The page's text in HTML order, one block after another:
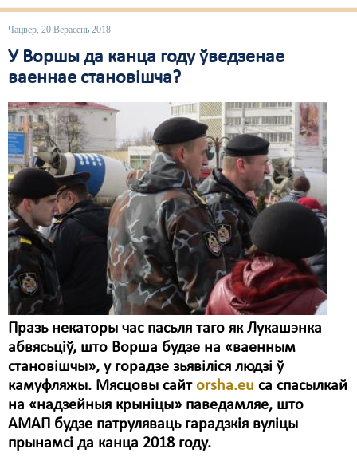
Чацвер, 20 Верасень 2018
У Воршы да канца году ўведзенае
ваеннае становішча?
Празь некаторы час пасьля таго як Лукашэнка
абвясьціў, што Ворша будзе на «ваенным
становішчы», у горадзе зьявіліся людзі ў
камуфляжы. Мясцовы сайт orsha.eu са спасылкай
на «надзейныя крыніцы» паведамляе, што
АМАП будзе патруляваць гарадзкія вуліцы
прынамсі да канца 2018 году.
Пэнітэнцыярная сыстэма
Распальваньне варожасьці
Свабода слова
Свабода сумленьня
Суд
Сьмяротнае пакараньне
Экалёгія
Правы працоўных
Сацыяльныя правы